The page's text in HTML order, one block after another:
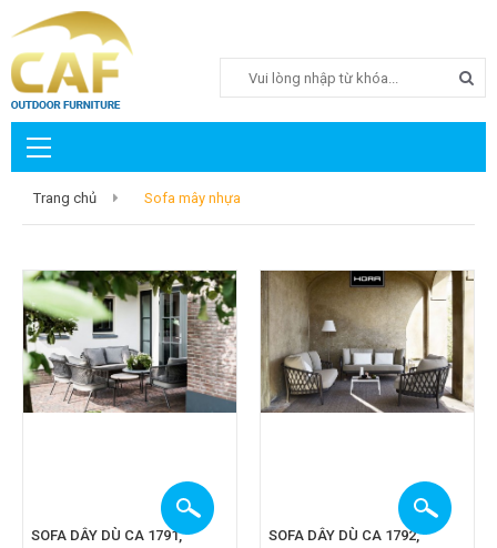
Trang chủ Sofa mây nhựa
SOFA DÂY DÙ CA 1791, SOFA DÂY DÙ CA 1792,